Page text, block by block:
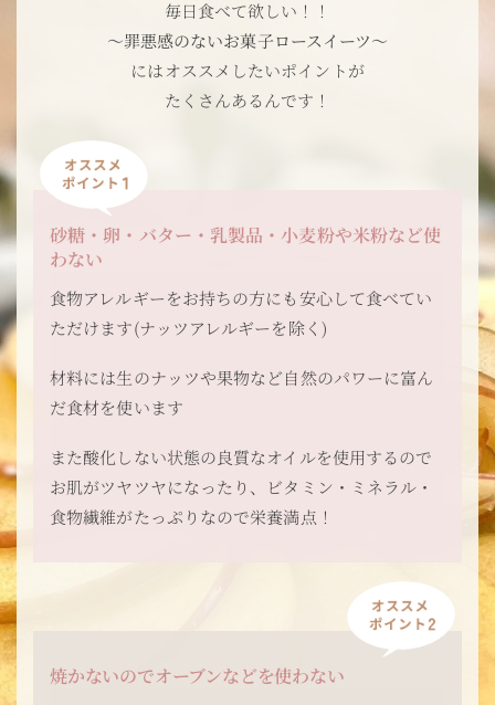
毎日食べて欲しい！！
～罪悪感のないお菓子ロースイーツ～
にはオススメしたいポイントが
たくさんあるんです！
砂糖・卵・バター・乳製品・小麦粉や米粉など使
わない
食物アレルギーをお持ちの方にも安心して食べてい
ただけます(ナッツアレルギーを除く)
材料には生のナッツや果物など自然のパワーに富ん
だ食材を使います
また酸化しない状態の良質なオイルを使用するので
お肌がツヤツヤになったり、ビタミン・ミネラル・
食物繊維がたっぷりなので栄養満点！
焼かないのでオーブンなどを使わない